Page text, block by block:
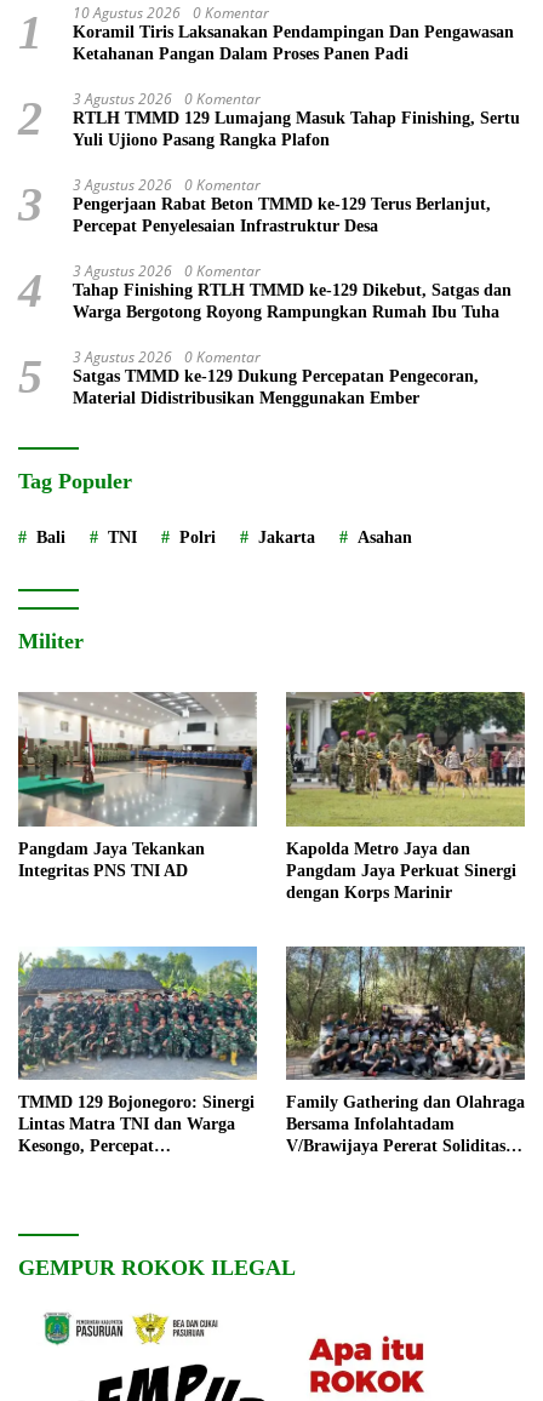
1 10 Agustus 2026 0 Komentar
Koramil Tiris Laksanakan Pendampingan Dan Pengawasan
Ketahanan Pangan Dalam Proses Panen Padi
2 3 Agustus 2026 0 Komentar
RTLH TMMD 129 Lumajang Masuk Tahap Finishing, Sertu
Yuli Ujiono Pasang Rangka Plafon
3 3 Agustus 2026 0 Komentar
Pengerjaan Rabat Beton TMMD ke-129 Terus Berlanjut,
Percepat Penyelesaian Infrastruktur Desa
4 3 Agustus 2026 0 Komentar
Tahap Finishing RTLH TMMD ke-129 Dikebut, Satgas dan
Warga Bergotong Royong Rampungkan Rumah Ibu Tuha
5 3 Agustus 2026 0 Komentar
Satgas TMMD ke-129 Dukung Percepatan Pengecoran,
Material Didistribusikan Menggunakan Ember
Tag Populer
Bali TNI Polri Jakarta Asahan
Militer
Pangdam Jaya Tekankan
Integritas PNS TNI AD
Kapolda Metro Jaya dan
Pangdam Jaya Perkuat Sinergi
dengan Korps Marinir
TMMD 129 Bojonegoro: Sinergi
Lintas Matra TNI dan Warga
Kesongo, Percepat
Family Gathering dan Olahraga
Bersama Infolahtadam
V/Brawijaya Pererat Soliditas
GEMPUR ROKOK ILEGAL